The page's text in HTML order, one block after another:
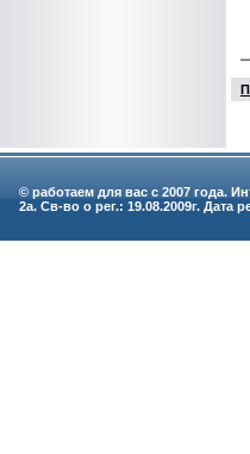
© работаем для вас с 2007 года.
2а. Св-во о рег.: 19.08.2009г. Дата